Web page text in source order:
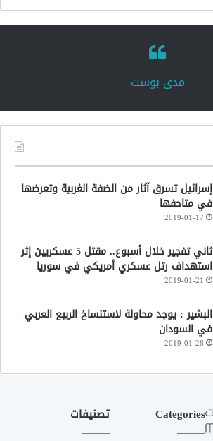
‏مدى بوست‏
إسرائيل تسرق آثار من الضفة الغربية وتعرضها
في متاحفها
2019-01-17
ثاني تفجير خلال أسبوع.. مقتل 5 عسكريين إثر
استهداف رتل عسكري أمريكي في سوريا
2019-01-21
البشير : يوجد محاولة لاستنساخ الربيع العربي
في السودان
2019-01-28
Categories تصنيفات